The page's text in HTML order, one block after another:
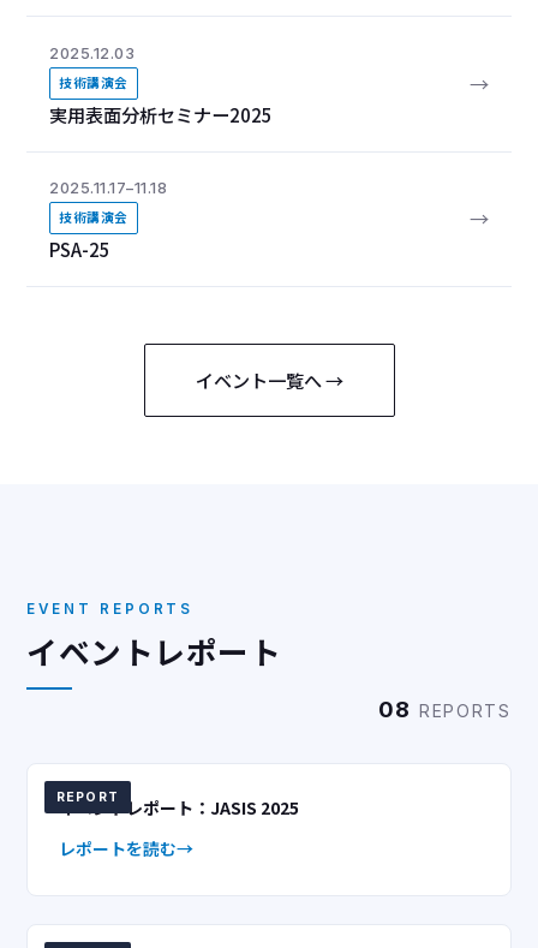
2025.12.03
技術講演会
実用表面分析セミナー2025
→
2025.11.17–11.18
技術講演会
PSA-25
→
イベント一覧へ →
EVENT REPORTS
イベントレポート
08 REPORTS
REPORT
イベントレポート：JASIS 2025
レポートを読む